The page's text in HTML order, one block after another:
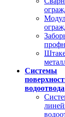
Системы
водоотвода